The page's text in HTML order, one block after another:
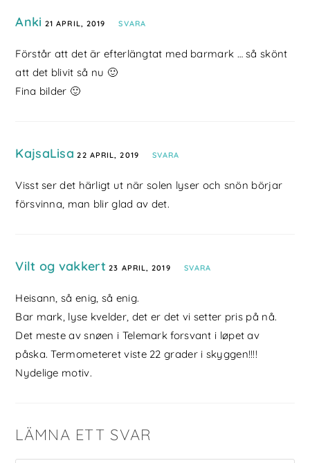
Anki 21 APRIL, 2019 SVARA
Förstår att det är efterlängtat med barmark … så skönt
att det blivit så nu 🙂
Fina bilder 🙂
KajsaLisa 22 APRIL, 2019 SVARA
Visst ser det härligt ut när solen lyser och snön börjar
försvinna, man blir glad av det.
Vilt og vakkert 23 APRIL, 2019 SVARA
Heisann, så enig, så enig.
Bar mark, lyse kvelder, det er det vi setter pris på nå.
Det meste av snøen i Telemark forsvant i løpet av
påska. Termometeret viste 22 grader i skyggen!!!!
Nydelige motiv.
LÄMNA ETT SVAR